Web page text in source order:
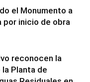
el Monumento a
por inicio de obra
reconocen la
Planta de